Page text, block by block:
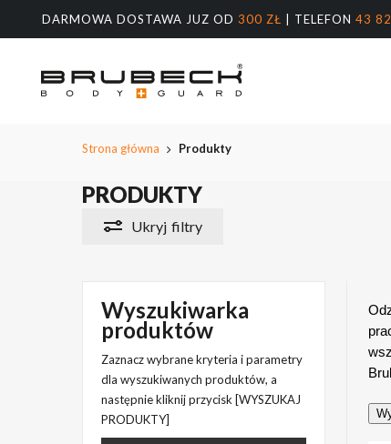
głównej
DARMOWA DOSTAWA JUZ OD 300 ZŁ | TELEFON 43
Strona główna Produkty
PRODUKTY
Ukryj filtry
Wyszukiwarka
produktów
Zaznacz wybrane kryteria i parametry
dla wyszukiwanych produktów, a
następnie kliknij przycisk [WYSZUKAJ
PRODUKTY]